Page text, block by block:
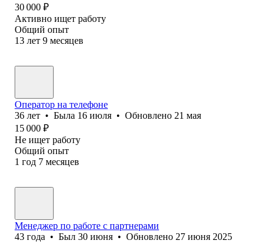
30 000 ₽
Активно ищет работу
Общий опыт
13 лет 9 месяцев
Оператор на телефоне
36 лет • Была 16 июля • Обновлено 21 мая
15 000 ₽
Не ищет работу
Общий опыт
1 год 7 месяцев
Менеджер по работе с партнерами
43 года • Был 30 июня • Обновлено 27 июня 2025